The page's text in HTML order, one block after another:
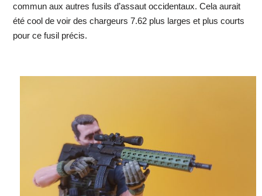
commun aux autres fusils d’assaut occidentaux. Cela aurait
été cool de voir des chargeurs 7.62 plus larges et plus courts
pour ce fusil précis.